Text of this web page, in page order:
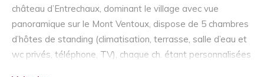
château d’Entrechaux, dominant le village avec vue
panoramique sur le Mont Ventoux, dispose de 5 chambres
d’hôtes de standing (climatisation, terrasse, salle d’eau et
wc privés, téléphone, TV), chaque ch. étant personnalisées